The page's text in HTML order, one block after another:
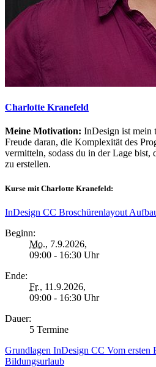
Charlotte Kranefeld
Meine Motivation: InDesign ist mein
Freude daran, die Komplexität des
vermitteln, sodass du in der Lage bist,
zu erstellen.
Kurse mit Charlotte Kranefeld:
InDesign CC Broschürenlayout
Beginn:
Mo., 7.9.2026,
09:00 - 16:30 Uhr
Ende:
Fr., 11.9.2026,
09:00 - 16:30 Uhr
Dauer:
5 Termine
Grundlagen InDesign CC Vom
Bildungsurlaub